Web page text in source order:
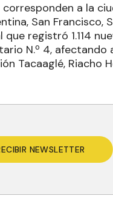
a la
San Francisco,
registró 1.114
N.º 4, afectando
Tacaaglé, Riacho
NEWSLETTER